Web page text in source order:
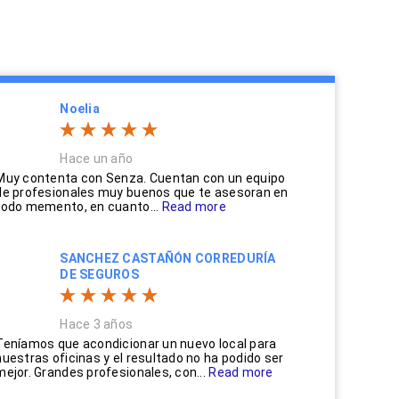
Noelia
Hace un año
contenta con Senza. Cuentan con un equipo
profesionales muy buenos que te asesoran en
memento, en cuanto...
Read more
SANCHEZ CASTAÑÓN CORREDURÍA
DE SEGUROS
Hace 3 años
que acondicionar un nuevo local para
oficinas y el resultado no ha podido ser
Grandes profesionales, con...
Read more